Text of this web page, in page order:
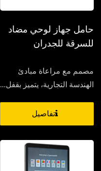
حامل جهاز لوحي مضاد
للسرقة للجدران
مصمم مع مراعاة مبادئ
الهندسة التجارية، يتميز بقفل...
تفاصيل